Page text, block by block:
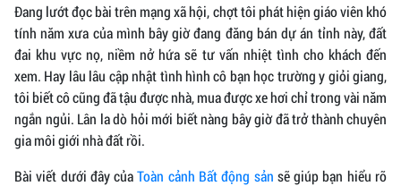
Đang lướt đọc bài trên mạng xã hội, chợt tôi phát hiện giáo viên khó
tính năm xưa của mình bây giờ đang đăng bán dự án tỉnh này, đất
đai khu vực nọ, niềm nở hứa sẽ tư vấn nhiệt tình cho khách đến
xem. Hay lâu lâu cập nhật tình hình cô bạn học trường y giỏi giang,
tôi biết cô cũng đã tậu được nhà, mua được xe hơi chỉ trong vài năm
ngắn ngủi. Lân la dò hỏi mới biết nàng bây giờ đã trở thành chuyên
gia môi giới nhà đất rồi.
Bài viết dưới đây củaToàn cảnh Bất động sản sẽ giúp bạn hiểu rõ